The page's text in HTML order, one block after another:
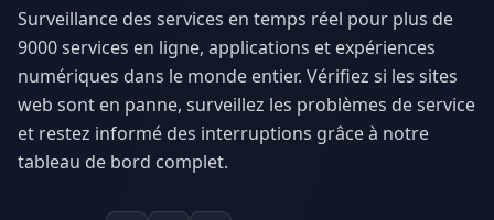
Surveillance des services en temps réel pour plus de
9000 services en ligne, applications et expériences
numériques dans le monde entier. Vérifiez si les sites
web sont en panne, surveillez les problèmes de service
et restez informé des interruptions grâce à notre
tableau de bord complet.